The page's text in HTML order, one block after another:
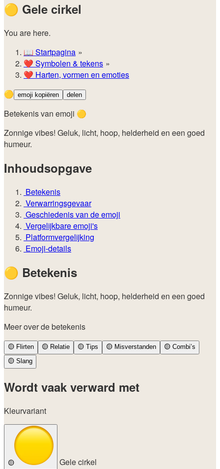
🟡 Gele cirkel
You are here.
📖 Startpagina
❤️ Symbolen & tekens
❤️ Harten, vormen en emoties
🟡 emoji kopiëren delen
Betekenis van emoji 🟡
Zonnige vibes! Geluk, licht, hoop, helderheid en een goed
humeur.
Inhoudsopgave
Betekenis
Verwarringsgevaar
Geschiedenis van de emoji
Vergelijkbare emoji's
Platformvergelijking
Emoji-details
🟡 Betekenis
Zonnige vibes! Geluk, licht, hoop, helderheid en een goed
humeur.
Meer over de betekenis
🟡 Flirten 🟡 Relatie 🟡 Tips 🟡 Misverstanden 🟡 Combi’s
🟡 Slang
Wordt vaak verward met
Kleurvariant
🟡
Gele cirkel